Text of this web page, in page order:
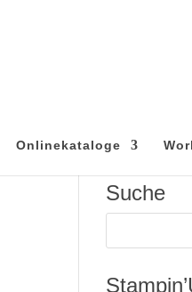
Onlinekataloge
Suche